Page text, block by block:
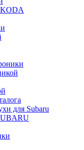
для Subaru